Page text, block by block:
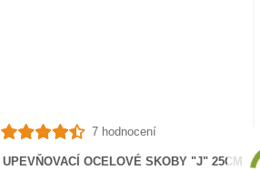
7 hodnocení
UPEVŇOVACÍ OCELOVÉ SKOBY "J" 25CM